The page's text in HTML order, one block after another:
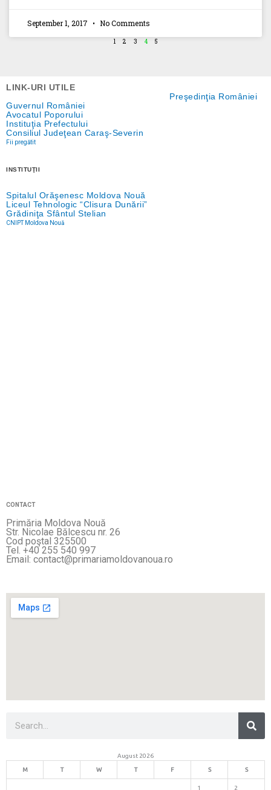
September 1, 2017 No Comments
1 2 3 4 5
LINK-URI UTILE
Preşedinţia României
Guvernul României
Avocatul Poporului
Instituţia Prefectului
Consiliul Judeţean Caraş-Severin
Fii pregătit
INSTITUŢII
Spitalul Orăşenesc Moldova Nouă
Liceul Tehnologic “Clisura Dunării”
Grădiniţa Sfântul Stelian
CNIPT Moldova Nouă
CONTACT
Primăria Moldova Nouă
Str. Nicolae Bălcescu nr. 26
Cod poştal 325500
Tel. +40 255 540 997
Email: contact@primariamoldovanoua.ro
August 2026
M T W T F S S
1 2